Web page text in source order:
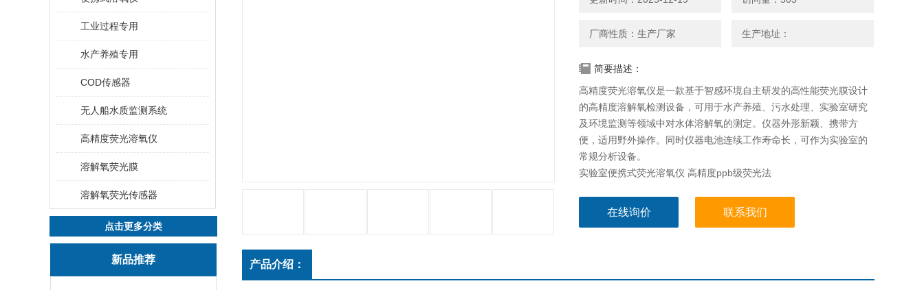
工业过程专用
水产养殖专用
COD传感器
无人船水质监测系统
高精度荧光溶氧仪
溶解氧荧光膜
溶解氧荧光传感器
点击更多分类
新品推荐
厂商性质：生产厂家 生产地址：
简要描述：
高精度荧光溶氧仪是一款基于智感环境自主研发的高性能荧光膜设计
的高精度溶解氧检测设备，可用于水产养殖、污水处理、实验室研究
及环境监测等领域中对水体溶解氧的测定。仪器外形新颖、携带方
便，适用野外操作。同时仪器电池连续工作寿命长，可作为实验室的
常规分析设备。
实验室便携式荧光溶氧仪 高精度ppb级荧光法
在线询价 联系我们
产品介绍：